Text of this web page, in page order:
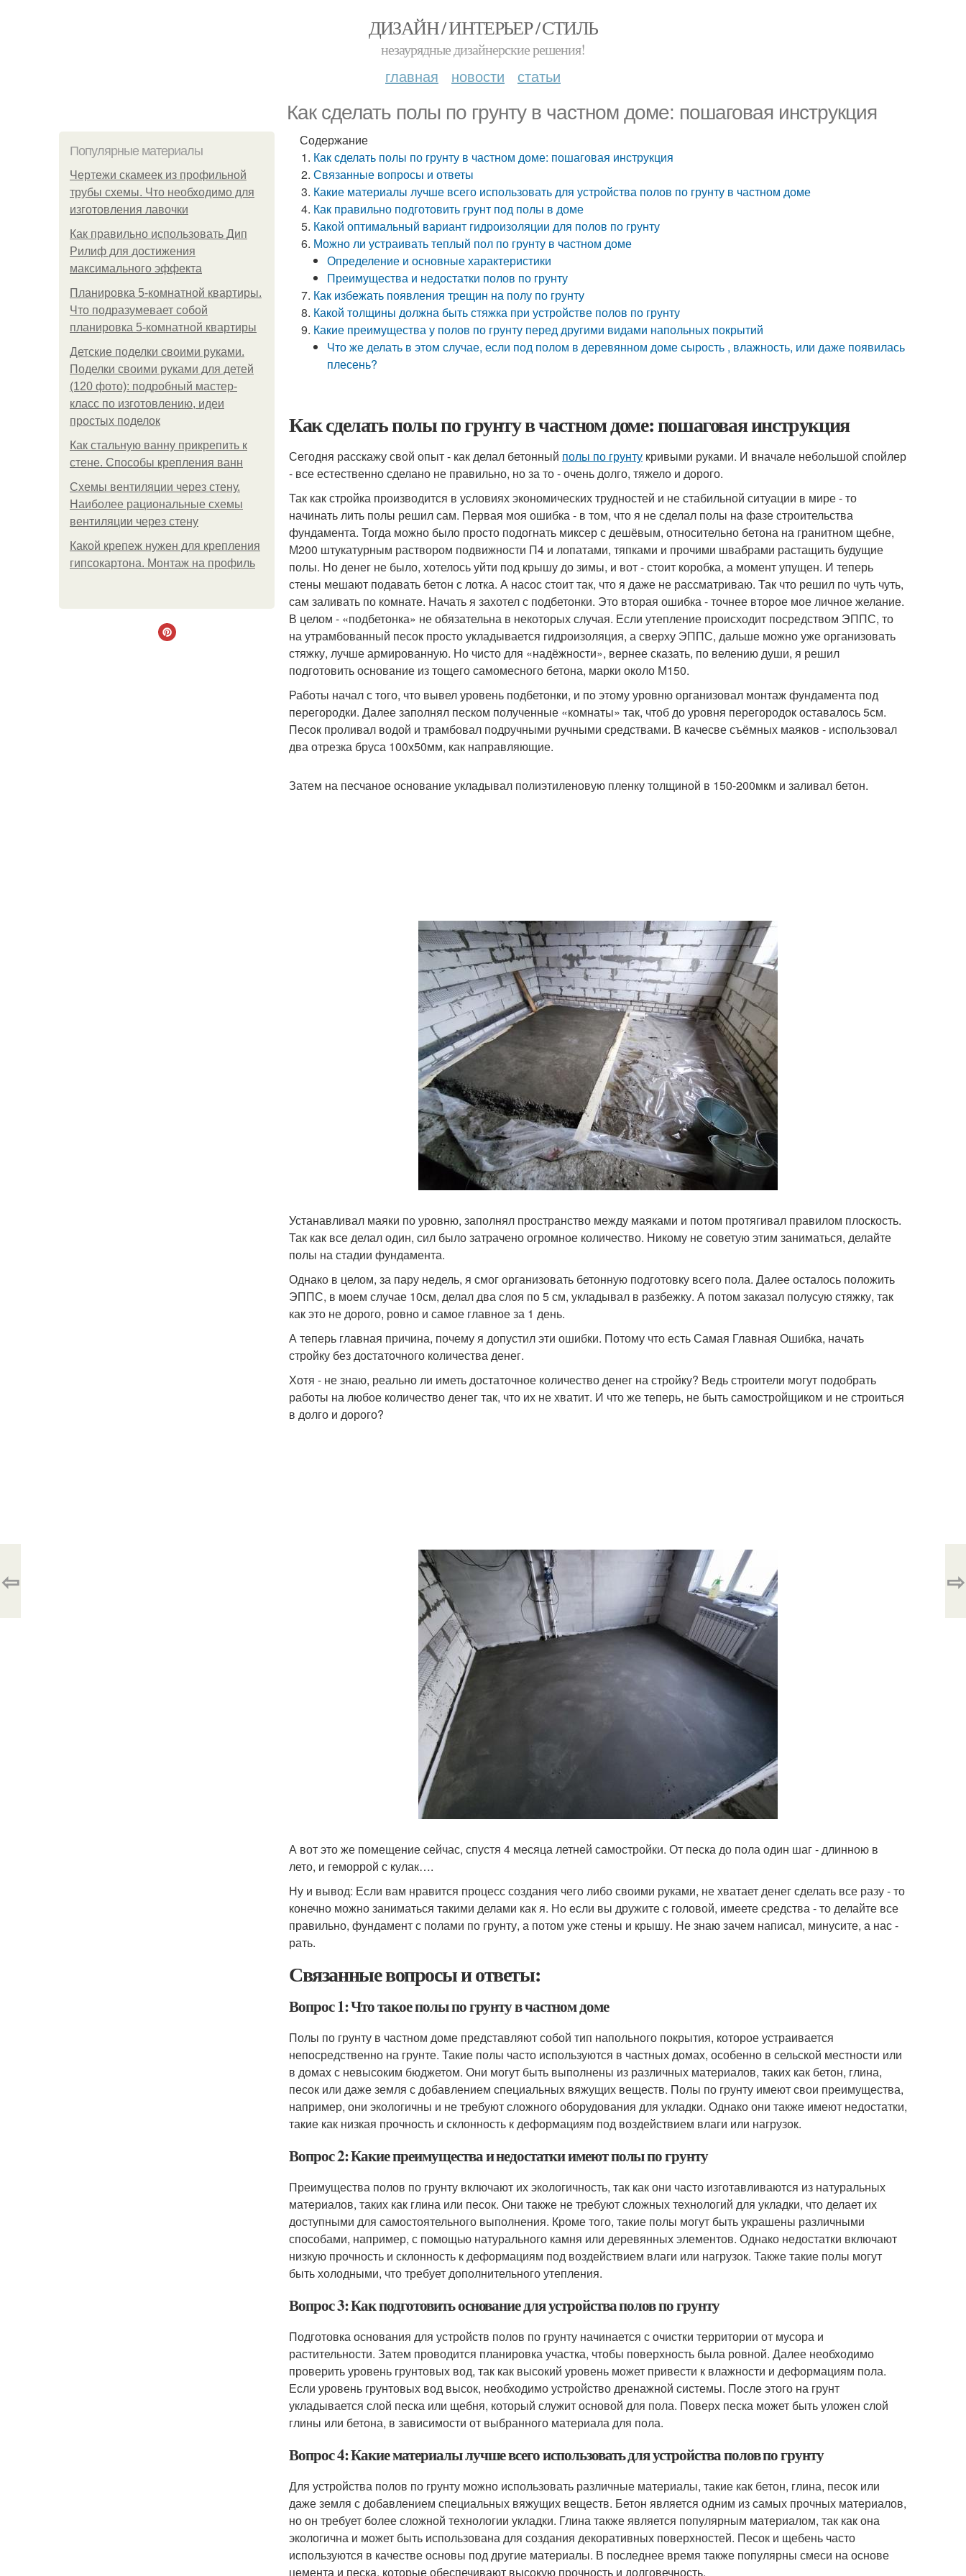
ДИЗАЙН / ИНТЕРЬЕР / СТИЛЬ
незаурядные дизайнерские решения!
главная новости статьи
Как сделать полы по грунту в частном доме: пошаговая инструкция
Популярные материалы
Чертежи скамеек из профильной
трубы схемы. Что необходимо для
изготовления лавочки
Как правильно использовать Дип
Рилиф для достижения
максимального эффекта
Планировка 5-комнатной квартиры.
Что подразумевает собой
планировка 5-комнатной квартиры
Детские поделки своими руками.
Поделки своими руками для детей
(120 фото): подробный мастер-
класс по изготовлению, идеи
простых поделок
Как стальную ванну прикрепить к
стене. Способы крепления ванн
Схемы вентиляции через стену.
Наиболее рациональные схемы
вентиляции через стену
Какой крепеж нужен для крепления
гипсокартона. Монтаж на профиль
Содержание
Как сделать полы по грунту в частном доме: пошаговая инструкция
Связанные вопросы и ответы
Какие материалы лучше всего использовать для устройства полов по грунту в частном доме
Как правильно подготовить грунт под полы в доме
Какой оптимальный вариант гидроизоляции для полов по грунту
Можно ли устраивать теплый пол по грунту в частном доме
Определение и основные характеристики
Преимущества и недостатки полов по грунту
Как избежать появления трещин на полу по грунту
Какой толщины должна быть стяжка при устройстве полов по грунту
Какие преимущества у полов по грунту перед другими видами напольных покрытий
Что же делать в этом случае, если под полом в деревянном доме сырость , влажность, или даже появилась
плесень?
Как сделать полы по грунту в частном доме: пошаговая инструкция
Сегодня расскажу свой опыт - как делал бетонный полы по грунту кривыми руками. И вначале небольшой спойлер
- все естественно сделано не правильно, но за то - очень долго, тяжело и дорого.
Так как стройка производится в условиях экономических трудностей и не стабильной ситуации в мире - то
начинать лить полы решил сам. Первая моя ошибка - в том, что я не сделал полы на фазе строительства
фундамента. Тогда можно было просто подогнать миксер с дешёвым, относительно бетона на гранитном щебне,
М200 штукатурным раствором подвижности П4 и лопатами, тяпками и прочими швабрами растащить будущие
полы. Но денег не было, хотелось уйти под крышу до зимы, и вот - стоит коробка, а момент упущен. И теперь
стены мешают подавать бетон с лотка. А насос стоит так, что я даже не рассматриваю. Так что решил по чуть чуть,
сам заливать по комнате. Начать я захотел с подбетонки. Это вторая ошибка - точнее второе мое личное желание.
В целом - «подбетонка» не обязательна в некоторых случая. Если утепление происходит посредством ЭППС, то
на утрамбованный песок просто укладывается гидроизоляция, а сверху ЭППС, дальше можно уже организовать
стяжку, лучше армированную. Но чисто для «надёжности», вернее сказать, по велению души, я решил
подготовить основание из тощего самомесного бетона, марки около М150.
Работы начал с того, что вывел уровень подбетонки, и по этому уровню организовал монтаж фундамента под
перегородки. Далее заполнял песком полученные «комнаты» так, чтоб до уровня перегородок оставалось 5см.
Песок проливал водой и трамбовал подручными ручными средствами. В качесве съёмных маяков - использовал
два отрезка бруса 100х50мм, как направляющие.
Затем на песчаное основание укладывал полиэтиленовую пленку толщиной в 150-200мкм и заливал бетон.
Устанавливал маяки по уровню, заполнял пространство между маяками и потом протягивал правилом плоскость.
Так как все делал один, сил было затрачено огромное количество. Никому не советую этим заниматься, делайте
полы на стадии фундамента.
Однако в целом, за пару недель, я смог организовать бетонную подготовку всего пола. Далее осталось положить
ЭППС, в моем случае 10см, делал два слоя по 5 см, укладывал в разбежку. А потом заказал полусую стяжку, так
как это не дорого, ровно и самое главное за 1 день.
А теперь главная причина, почему я допустил эти ошибки. Потому что есть Самая Главная Ошибка, начать
стройку без достаточного количества денег.
Хотя - не знаю, реально ли иметь достаточное количество денег на стройку? Ведь строители могут подобрать
работы на любое количество денег так, что их не хватит. И что же теперь, не быть самостройщиком и не строиться
в долго и дорого?
А вот это же помещение сейчас, спустя 4 месяца летней самостройки. От песка до пола один шаг - длинною в
лето, и геморрой с кулак….
Ну и вывод: Если вам нравится процесс создания чего либо своими руками, не хватает денег сделать все разу - то
конечно можно заниматься такими делами как я. Но если вы дружите с головой, имеете средства - то делайте все
правильно, фундамент с полами по грунту, а потом уже стены и крышу. Не знаю зачем написал, минусите, а нас -
рать.
Связанные вопросы и ответы:
Вопрос 1: Что такое полы по грунту в частном доме
Полы по грунту в частном доме представляют собой тип напольного покрытия, которое устраивается
непосредственно на грунте. Такие полы часто используются в частных домах, особенно в сельской местности или
в домах с невысоким бюджетом. Они могут быть выполнены из различных материалов, таких как бетон, глина,
песок или даже земля с добавлением специальных вяжущих веществ. Полы по грунту имеют свои преимущества,
например, они экологичны и не требуют сложного оборудования для укладки. Однако они также имеют недостатки,
такие как низкая прочность и склонность к деформациям под воздействием влаги или нагрузок.
Вопрос 2: Какие преимущества и недостатки имеют полы по грунту
Преимущества полов по грунту включают их экологичность, так как они часто изготавливаются из натуральных
материалов, таких как глина или песок. Они также не требуют сложных технологий для укладки, что делает их
доступными для самостоятельного выполнения. Кроме того, такие полы могут быть украшены различными
способами, например, с помощью натурального камня или деревянных элементов. Однако недостатки включают
низкую прочность и склонность к деформациям под воздействием влаги или нагрузок. Также такие полы могут
быть холодными, что требует дополнительного утепления.
Вопрос 3: Как подготовить основание для устройства полов по грунту
Подготовка основания для устройств полов по грунту начинается с очистки территории от мусора и
растительности. Затем проводится планировка участка, чтобы поверхность была ровной. Далее необходимо
проверить уровень грунтовых вод, так как высокий уровень может привести к влажности и деформациям пола.
Если уровень грунтовых вод высок, необходимо устройство дренажной системы. После этого на грунт
укладывается слой песка или щебня, который служит основой для пола. Поверх песка может быть уложен слой
глины или бетона, в зависимости от выбранного материала для пола.
Вопрос 4: Какие материалы лучше всего использовать для устройства полов по грунту
Для устройства полов по грунту можно использовать различные материалы, такие как бетон, глина, песок или
даже земля с добавлением специальных вяжущих веществ. Бетон является одним из самых прочных материалов,
но он требует более сложной технологии укладки. Глина также является популярным материалом, так как она
экологична и может быть использована для создания декоративных поверхностей. Песок и щебень часто
используются в качестве основы под другие материалы. В последнее время также популярны смеси на основе
цемента и песка, которые обеспечивают высокую прочность и долговечность.
⇦ ⇨